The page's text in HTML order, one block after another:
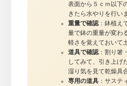
表面から５ｃｍ以下
きたら水やりを行い
重量で確認：鉢植え
量で鉢の重量が変わ
軽さを覚えておいて
道具で確認：割り箸
してみて、引き上げ
湿り気を見て乾燥具
専用の道具：サステ